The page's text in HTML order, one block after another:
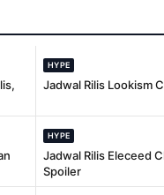
HYPE
Jadwal Rilis Lookism
HYPE
Jadwal Rilis Eleceed
Spoiler